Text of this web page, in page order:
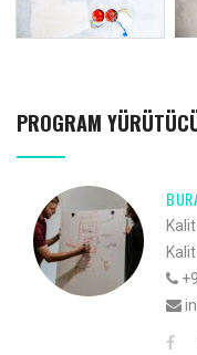
PROGRAM